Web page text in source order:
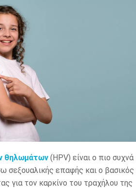
θηλωμάτων (HPV) είναι ο πιο συχνά
σεξουαλικής επαφής και ο βασικός
για τον καρκίνο του τραχήλου της